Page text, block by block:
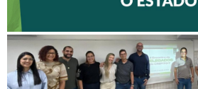
DELEGADOS
AÇÕES PARA
ESTADO